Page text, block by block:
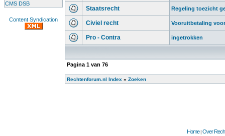
CMS DSB
Content Syndication
Staatsrecht Regeling toezicht
Civiel recht Vooruitbetaling
Pro - Contra ingetrokken
Pagina 1 van 76
Rechtenforum.nl Index » Zoeken
Home|Over